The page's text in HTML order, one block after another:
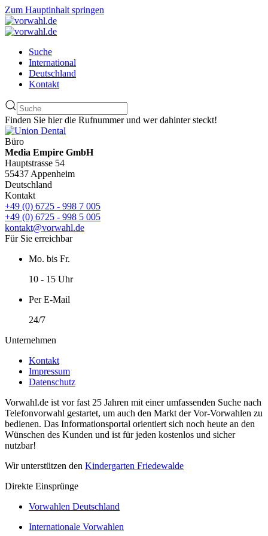
Zum Hauptinhalt springen
Suche
International
Deutschland
Kontakt
Finden Sie hier die Rufnummer und wer dahinter steckt!
Büro
Media Empire GmbH
Hauptstrasse 54
55437 Appenheim
Deutschland
Kontakt
+49 (0) 6725 - 998 7 005
+49 (0) 6725 - 998 5 005
kontakt@vorwahl.de
Für Sie erreichbar
Mo. bis Fr.
10 - 15 Uhr
Per E-Mail
24/7
Unternehmen
Kontakt
Impressum
Datenschutz
Vorwahl.de ist vor fast 25 Jahren mit einer umfassenden Suche nach
Telefonvorwahl gestartet, um auch den Markt der Vor-Vorwahlen zu
bedienen. Das Informationsportal orientiert sich noch heute an den
Wünschen des Kunden und ist für jeden kostenlos und sicher
nutzbar!
Wir unterstützen den Kindergarten Friedewalde
Direkte Einsprünge
Vorwahlen Deutschland
Internationale Vorwahlen